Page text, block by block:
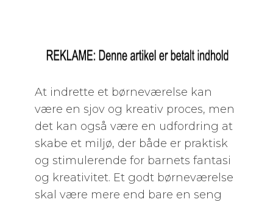
At indrette et børneværelse kan
være en sjov og kreativ proces, men
det kan også være en udfordring at
skabe et miljø, der både er praktisk
og stimulerende for barnets fantasi
og kreativitet. Et godt børneværelse
skal være mere end bare en seng